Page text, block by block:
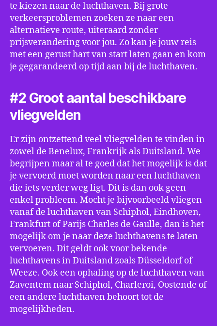
te kiezen naar de luchthaven. Bij grote
verkeersproblemen zoeken ze naar een
alternatieve route, uiteraard zonder
prijsverandering voor jou. Zo kan je jouw reis
met een gerust hart van start laten gaan en kom
je gegarandeerd op tijd aan bij de luchthaven.
#2 Groot aantal beschikbare
vliegvelden
Er zijn ontzettend veel vliegvelden te vinden in
zowel de Benelux, Frankrijk als Duitsland. We
begrijpen maar al te goed dat het mogelijk is dat
je vervoerd moet worden naar een luchthaven
die iets verder weg ligt. Dit is dan ook geen
enkel probleem. Mocht je bijvoorbeeld vliegen
vanaf de luchthaven van Schiphol, Eindhoven,
Frankfurt of Parijs Charles de Gaulle, dan is het
mogelijk om je naar deze luchthavens te laten
vervoeren. Dit geldt ook voor bekende
luchthavens in Duitsland zoals Düsseldorf of
Weeze. Ook een ophaling op de luchthaven van
Zaventem naar Schiphol, Charleroi, Oostende of
een andere luchthaven behoort tot de
mogelijkheden.